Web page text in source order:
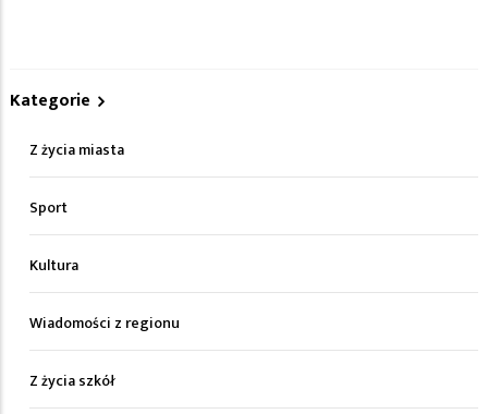
Kategorie
Z życia miasta
Sport
Kultura
Wiadomości z regionu
Z życia szkół